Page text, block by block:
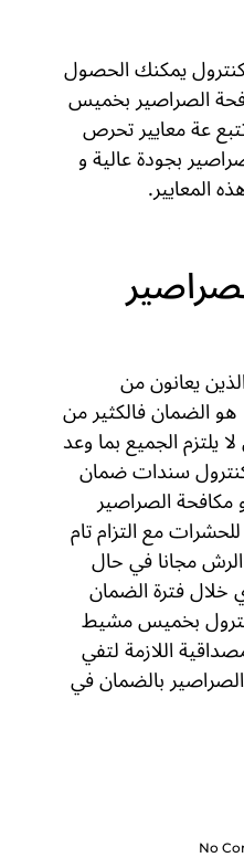
يمكنك الحصول
الصراصير بخميس
عة معايير تحرص
بجودة عالية و
المعايير.
يعانون من
هو الضمان فالكثير من
يلتزم الجميع بما وعد
سندات ضمان
الصراصير
مع التزام تام
الرش مجانا في حال
فترة الضمان
بخميس مشيط
اللازمة لتفي
بالضمان في